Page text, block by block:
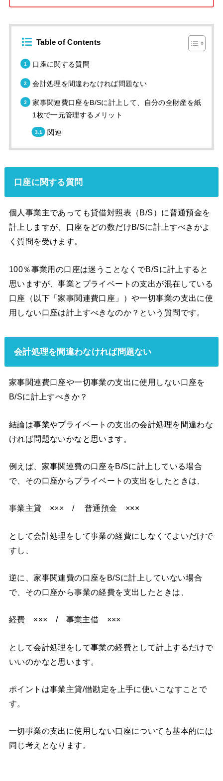
Table of Contents
口座に関する質問
会計処理を間違わなければ問題ない
家事関連費口座をB/Sに計上して、自分の全財産を紙
1枚で一元管理するメリット
関連
口座に関する質問
個人事業主であっても貸借対照表（B/S）に普通預金を
計上しますが、口座をどの数だけB/Sに計上すべきかよ
く質問を受けます。
100％事業用の口座は迷うことなくでB/Sに計上すると
思いますが、事業とプライベートの支出が混在している
口座（以下「家事関連費口座」）や一切事業の支出に使
用しない口座は計上すべきなのか？という質問です。
会計処理を間違わなければ問題ない
家事関連費口座や一切事業の支出に使用しない口座を
B/Sに計上すべきか？
結論は事業やプライベートの支出の会計処理を間違わな
ければ問題ないかなと思います。
例えば、家事関連費の口座をB/Sに計上している場合
で、その口座からプライベートの支出をしたときは、
事業主貸 ××× / 普通預金 ×××
として会計処理をして事業の経費にしなくてよいだけで
すし、
逆に、家事関連費の口座をB/Sに計上していない場合
で、その口座から事業の経費を支出したときは、
経費 ××× / 事業主借 ×××
として会計処理をして事業の経費として計上するだけで
いいのかなと思います。
ポイントは事業主貸/借勘定を上手に使いこなすことで
す。
一切事業の支出に使用しない口座についても基本的には
同じ考えとなります。